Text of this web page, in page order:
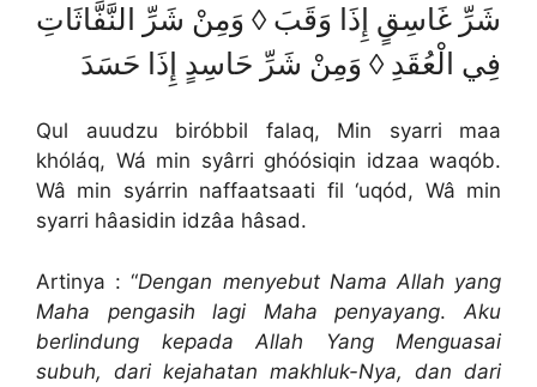
شَرِّ غَاسِقٍ إِذَا وَقَبَ ◊ وَمِنْ شَرِّ النَّفَّاثَاتِ
فِي الْعُقَدِ ◊ وَمِنْ شَرِّ حَاسِدٍ إِذَا حَسَدَ
Qul auudzu biróbbil falaq, Min syarri maa
khóláq, Wá min syârri ghóósiqin idzaa waqób.
Wâ min syárrin naffaatsaati fil ‘uqód, Wâ min
syarri hâasidin idzâa hâsad.
Artinya : “Dengan menyebut Nama Allah yang
Maha pengasih lagi Maha penyayang.Aku
berlindung kepada Allah Yang Menguasai
subuh, dari kejahatan makhluk-Nya, dan dari